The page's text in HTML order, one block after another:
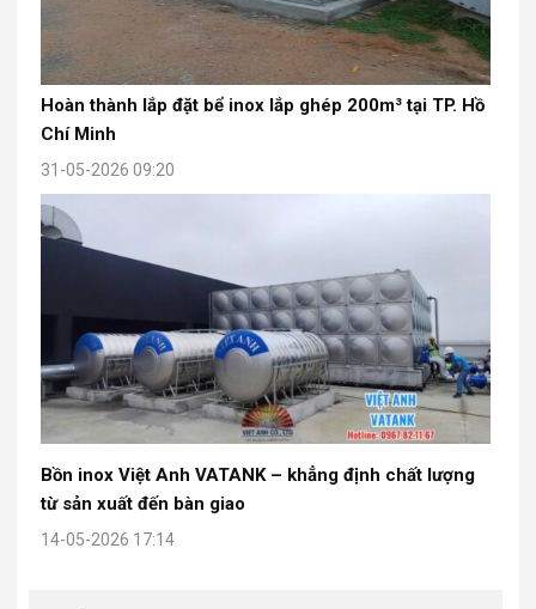
Hoàn thành lắp đặt bể inox lắp ghép 200m³ tại TP. Hồ
Chí Minh
31-05-2026 09:20
Bồn inox Việt Anh VATANK – khẳng định chất lượng
từ sản xuất đến bàn giao
14-05-2026 17:14